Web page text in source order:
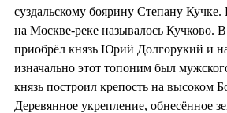
суздальскому боярину Степану
на Москве-реке называлось Кучково. В
приобрёл князь Юрий Долгорукий и
изначально этот топоним был
князь построил крепость на высоком
Деревянное укрепление, обнесённое